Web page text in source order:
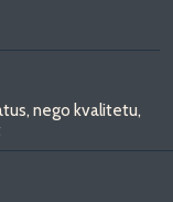
nego kvalitetu,